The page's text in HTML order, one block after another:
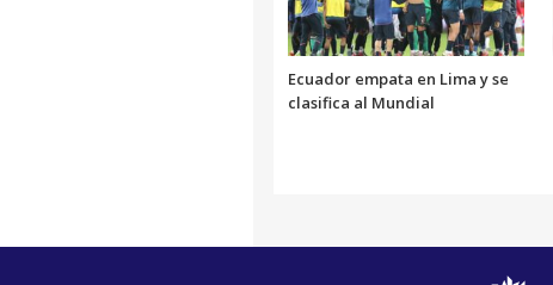
Ecuador empata en Lima y se
clasifica al Mundial